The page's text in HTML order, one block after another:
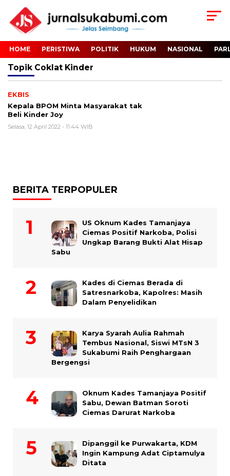
HOME PERISTIWA POLITIK HUKUM NASIONAL
Topik Coklat Kinder
EKBIS
Kepala BPOM Minta Masyarakat tak
Beli Kinder Joy
Selasa, 12 April 2022 - 11:44 WIB
BERITA TERPOPULER
US Oknum Kades Tamanjaya
Ciemas Positif Narkoba, Polisi
Ungkap Barang Bukti Alat Hisap
Sabu
Kades di Ciemas Berada di
Satresnarkoba, Kapolres: Masih
Dalam Penyelidikan
Karya Syarah Aulia Rahmah
Tembus Nasional, Siswi MTsN 3
Sukabumi Raih Penghargaan
Bergengsi
Oknum Kades Tamanjaya Positif
Sabu, Dewan Batman Soroti
Ciemas Darurat Narkoba
Dipanggil ke Purwakarta, KDM
Ingin Kampung Adat Ciptamulya
Ditata